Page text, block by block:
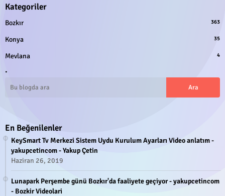
Kategoriler
Bozkır 363
Konya 35
Mevlana 4
.
En Beğenilenler
KeySmart Tv Merkezi Sistem Uydu Kurulum Ayarları Video anlatım -
yakupcetincom - Yakup Çetin
Haziran 26, 2019
Lunapark Perşembe günü Bozkır'da faaliyete geçiyor - yakupcetincom
- Bozkir Videolari